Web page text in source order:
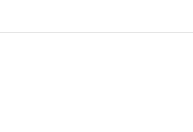
Nasional